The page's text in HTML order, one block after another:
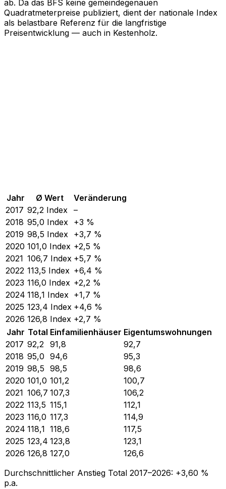
ab. Da das BFS keine gemeindegenauen
Quadratmeterpreise publiziert, dient der nationale Index
als belastbare Referenz für die langfristige
Preisentwicklung — auch in Kestenholz.
Jahr Ø Wert
Veränderung
2017 92,2 Index –
2018 95,0 Index +3 %
2019 98,5 Index +3,7 %
2020 101,0 Index +2,5 %
2021 106,7 Index +5,7 %
2022 113,5 Index +6,4 %
2023 116,0 Index +2,2 %
2024 118,1 Index +1,7 %
2025 123,4 Index +4,6 %
2026 126,8 Index +2,7 %
Jahr Total Einfamilienhäuser Eigentumswohnungen
2017 92,2 91,8
92,7
2018 95,0 94,6
95,3
2019 98,5 98,5
98,6
2020 101,0 101,2
100,7
2021 106,7 107,3
106,2
2022 113,5 115,1
112,1
2023 116,0 117,3
114,9
2024 118,1 118,6
117,5
2025 123,4 123,8
123,1
2026 126,8 127,0
126,6
Durchschnittlicher Anstieg Total 2017–2026: +3,60 %
p.a.